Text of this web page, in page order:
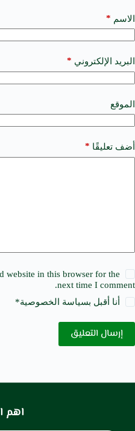
الاسم *
البريد الإلكتروني *
الموقع
أضف تعليقًا *
website in this browser for the
next time I comment.
أنا أقبل بسياسة الخصوصية*
إرسال التعليق
t
e
a
t
i
e
:
اهم